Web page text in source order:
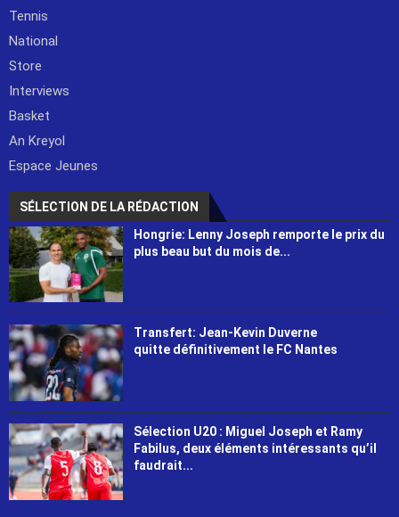
Tennis
National
Store
Interviews
Basket
An Kreyol
Espace Jeunes
SÉLECTION DE LA RÉDACTION
Hongrie: Lenny Joseph remporte le prix du
plus beau but du mois de...
Transfert: Jean-Kevin Duverne
quitte définitivement le FC Nantes
Sélection U20 : Miguel Joseph et Ramy
Fabilus, deux éléments intéressants qu’il
faudrait...